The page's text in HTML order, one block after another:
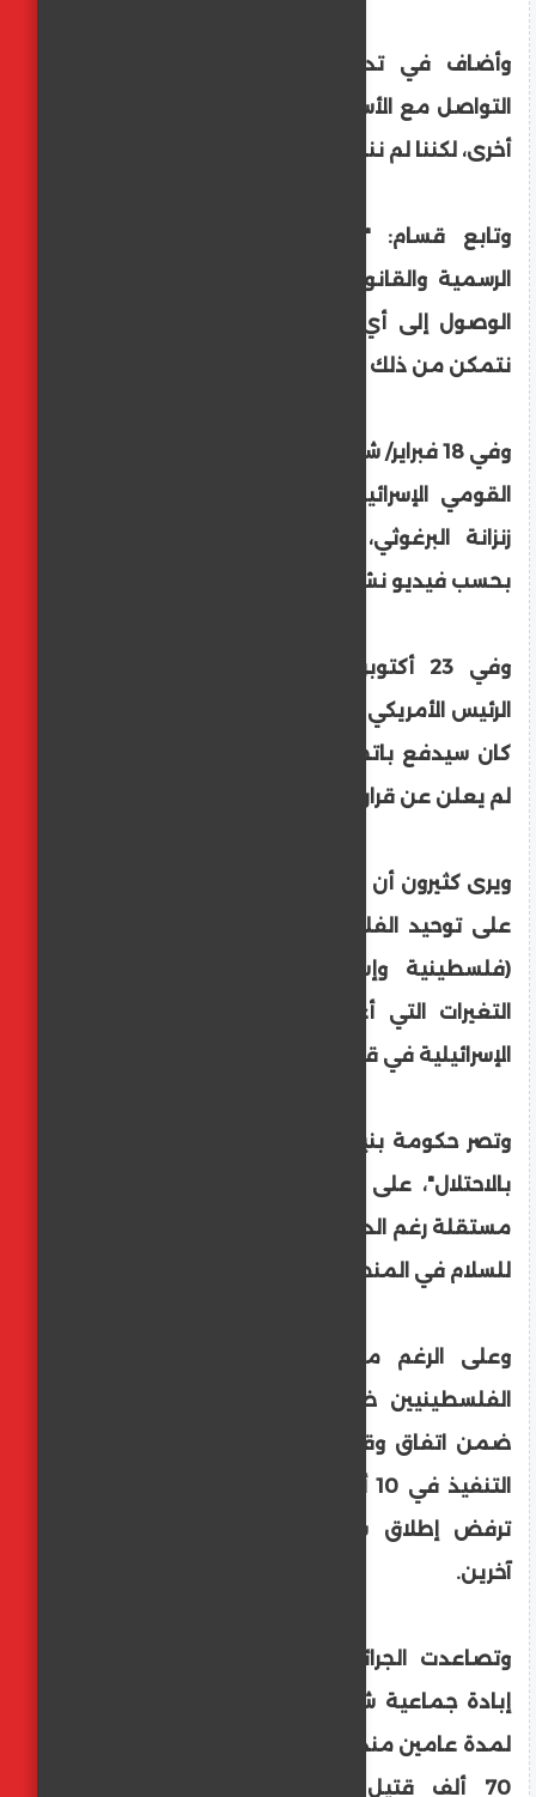
وأضاف في تدوينة لاحقة: "ما زلنا نحاول
التواصل مع الأسير المحرر (لم يذكر اسمه) مرة
أخرى، لكننا لم ننجح حتى الآن".
وتابع قسام: "تواصلنا مع جميع الجهات
الرسمية والقانونية الممكنة لمساعدتنا في
الوصول إلى أي معلومة، وحتى اللحظة لم
نتمكن من ذلك أيضا".
وفي 18 فبراير/ شباط الماضي، اقتحم وزير الأمن
القومي الإسرائيلي المتطرف إيتمار بن غفير
زنزانة البرغوثي، ووجّه له تهديدات بالقتل،
بحسب فيديو نشره إعلام عبري آنذاك.
وفي 23 أكتوبر/تشرين الأول الماضي، قال
الرئيس الأمريكي دونالد ترامب إنه سيقرر ما إذا
كان سيدفع باتجاه الإفراج عن البرغوثي، لكنه
لم يعلن عن قرار بهذا الشأن حتى اليوم.
ويرى كثيرون أن البرغوثي يمثل شخصية قادرة
على توحيد الفلسطينيين حول "حل الدولتين"
(فلسطينية وإسرائيلية)، خصوصا في ظل
التغيرات التي أعقبت حرب الإبادة الجماعية
الإسرائيلية في قطاع غزة.
وتصر حكومة بنيامين نتنياهو "القوة القائمة
بالاحتلال"، على رفض قيام دولة فلسطينية
مستقلة رغم الدعم الدولي المتزايد لذلك سبيلا
للسلام في المنطقة.
وعلى الرغم من الإفراج عن آلاف الأسرى
الفلسطينيين ضمن صفقات تبادل، أحدثها
ضمن اتفاق وقف إطلاق النار الذي دخل حيز
التنفيذ في 10 أكتوبر الماضي، إلا أن إسرائيل
ترفض إطلاق سراح البرغوثي وأسرى بارزين
آخرين.
وتصاعدت الجرائم بحق الأسرى بموازاة حرب
إبادة جماعية شنتها إسرائيل على قطاع غزة